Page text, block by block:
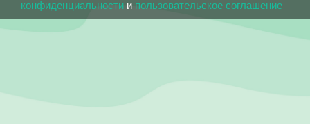
конфиденциальности и пользовательское соглашение